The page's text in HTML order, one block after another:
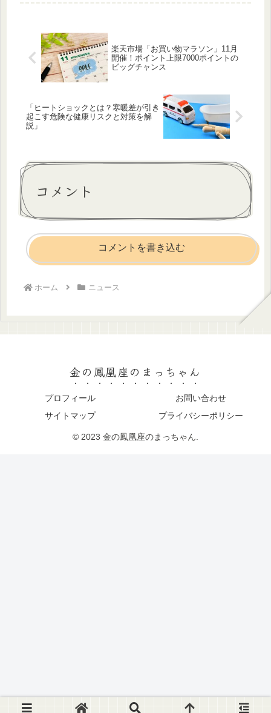
楽天市場「お買い物マラソン」11月
開催！ポイント上限7000ポイントの
ビッグチャンス
「ヒートショックとは？寒暖差が引き
起こす危険な健康リスクと対策を解
説」
コメント
コメントを書き込む
ホーム ニュース
金の鳳凰座のまっちゃん
プロフィール
お問い合わせ
サイトマップ
プライバシーポリシー
© 2023 金の鳳凰座のまっちゃん.